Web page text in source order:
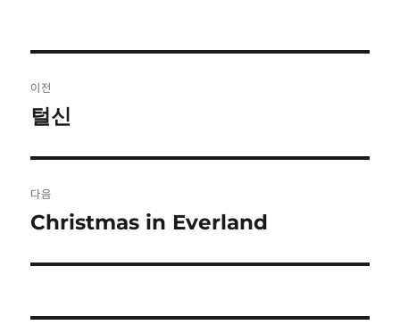
탐
이전
이
글:
털신
다음
다
글:
Christmas in Everland